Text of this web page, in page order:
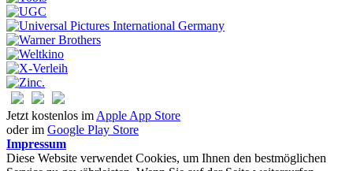
Jetzt kostenlos im Apple App Store
oder im Google Play Store
Impressum
Diese Website verwendet Cookies, um Ihnen den bestmöglichen